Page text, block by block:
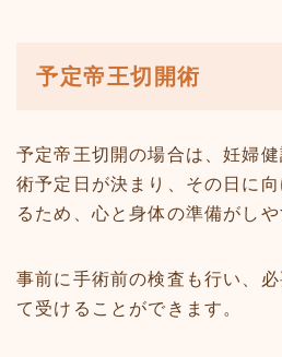
予定帝王切開術
予定帝王切開の場合は、妊婦
術予定日が決まり、その日に
るため、心と身体の準備がしや
事前に手術前の検査も行い、
て受けることができます。